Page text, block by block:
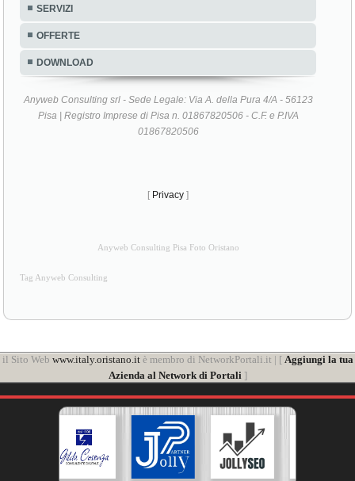
SERVIZI
OFFERTE
DOWNLOAD
Anyweb Consulting srl - Sede Legale: Via A. della Pura 4/A - 56123
Pisa | Registro Imprese di Pisa n. 01867820506 - C.F. e P.IVA
01867820506
[ Privacy ]
Anyweb Consulting Pisa Foto Oristano
Tag Anyweb Consulting
il Sito Web www.italy.oristano.itè membro di NetworkPortali.it | [ Aggiungi la tua
Azienda al Network di Portali]